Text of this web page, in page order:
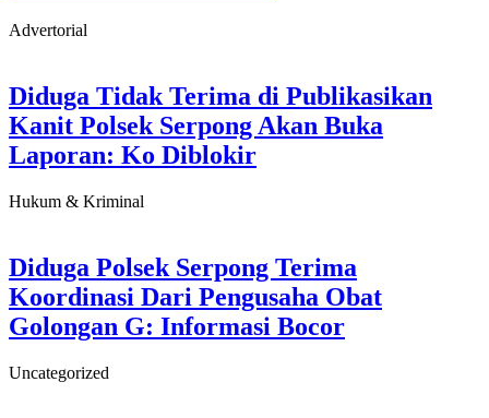
Advertorial
Diduga Tidak Terima di Publikasikan
Kanit Polsek Serpong Akan Buka
Laporan: Ko Diblokir
Hukum & Kriminal
Diduga Polsek Serpong Terima
Koordinasi Dari Pengusaha Obat
Golongan G: Informasi Bocor
Uncategorized